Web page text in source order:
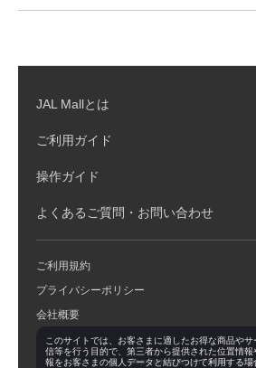
JAL Mallとは
ご利用ガイド
操作ガイド
よくあるご質問・お問い合わせ
ご利用規約
プライバシーポリシー
会社概要
Copyright©Japan Airlines. All
このサイトでは、お客さまに適したお得な商品や
信等を行う目的で、第三者から提供された位置情
報をお客さまの個人データと結びつけて利用する場